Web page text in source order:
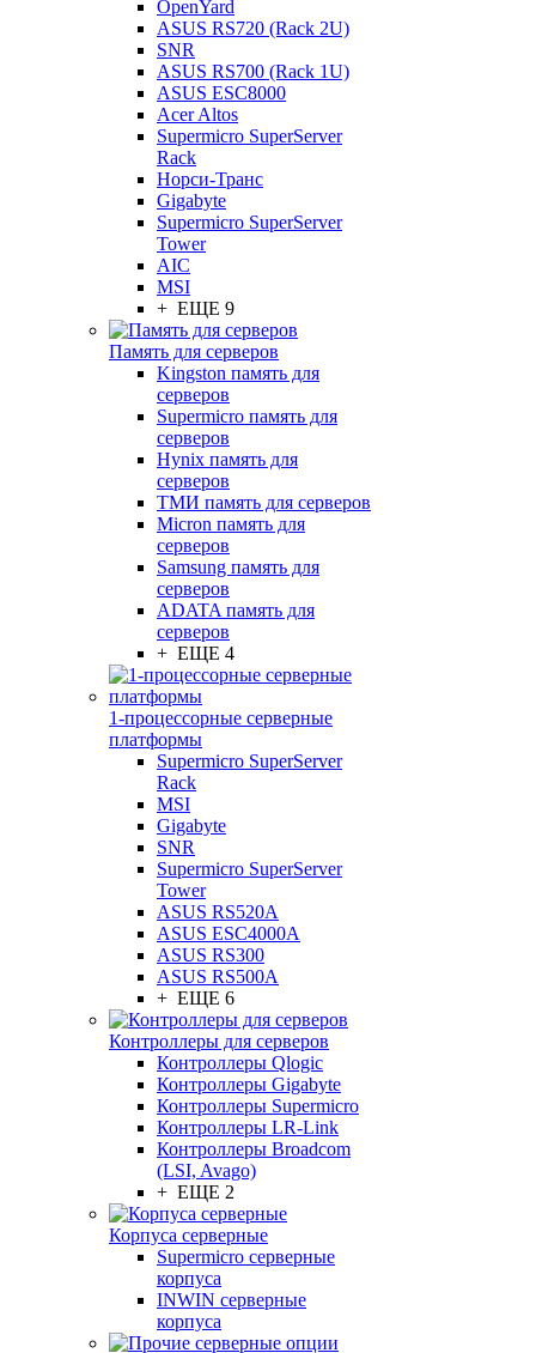
OpenYard
ASUS RS720 (Rack 2U)
SNR
ASUS RS700 (Rack 1U)
ASUS ESC8000
Acer Altos
Supermicro SuperServer
Rack
Норси-Транс
Gigabyte
Supermicro SuperServer
Tower
AIC
MSI
+ ЕЩЕ 9
Память для серверов
Kingston память для
серверов
Supermicro память для
серверов
Hynix память для
серверов
ТМИ память для серверов
Micron память для
серверов
Samsung память для
серверов
ADATA память для
серверов
+ ЕЩЕ 4
1-процессорные серверные
платформы
Supermicro SuperServer
Rack
MSI
Gigabyte
SNR
Supermicro SuperServer
Tower
ASUS RS520A
ASUS ESC4000A
ASUS RS300
ASUS RS500A
+ ЕЩЕ 6
Контроллеры для серверов
Контроллеры Qlogic
Контроллеры Gigabyte
Контроллеры Supermicro
Контроллеры LR-Link
Контроллеры Broadcom
(LSI, Avago)
+ ЕЩЕ 2
Корпуса серверные
Supermicro серверные
корпуса
INWIN серверные
корпуса